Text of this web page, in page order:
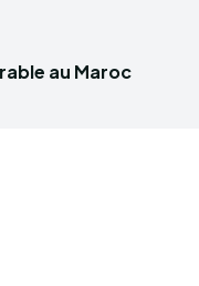
au Maroc